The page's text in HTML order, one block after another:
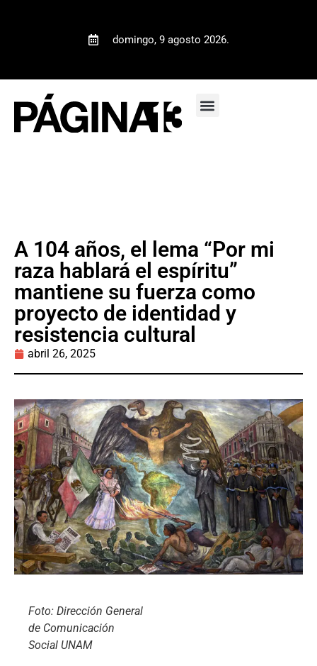
domingo, 9 agosto 2026.
A 104 años, el lema “Por mi
raza hablará el espíritu”
mantiene su fuerza como
proyecto de identidad y
resistencia cultural
abril 26, 2025
Foto: Dirección General
de Comunicación
Social UNAM